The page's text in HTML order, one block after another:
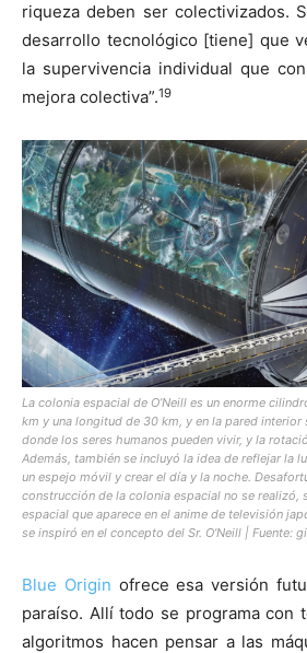
riqueza deben ser colectivizados.
desarrollo tecnológico [tiene] que
la supervivencia individual que
mejora colectiva”.19
La colonia espacial de O’Neill es un enorme
km y una longitud de 30 km, y en la pared
donde los seres humanos pueden vivir, y la
Además, también se incluyó la idea de reflejar la
un espejo móvil y crear el día y la noche.
construcción de la colonia espacial no se realizó,
espacial que aparece en el anime de televisión
se inspiró en el concepto del Sr. O’Neill | Fuente:
Blue Origin ofrece esa versión
paraíso. Allí todo se programa con
algoritmos hacen pensar a las